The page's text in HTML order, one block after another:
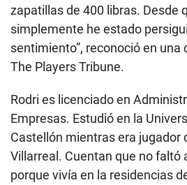
zapatillas de 400 libras. Desde
simplemente he estado
sentimiento”, reconoció en una
The Players Tribune.
Rodri es licenciado en
Empresas. Estudió en la
Castellón mientras era jugador
Villarreal. Cuentan que no faltó
porque vivía en la residencias